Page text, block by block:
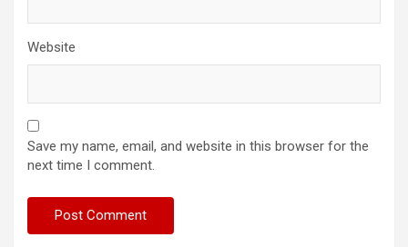
Website
Save my name, email, and website in this browser for the
next time I comment.